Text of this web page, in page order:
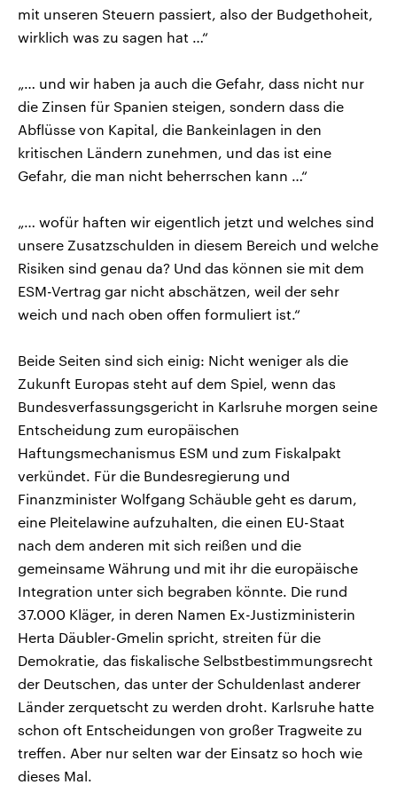
mit unseren Steuern passiert, also der Budgethoheit,
wirklich was zu sagen hat …“
„… und wir haben ja auch die Gefahr, dass nicht nur
die Zinsen für Spanien steigen, sondern dass die
Abflüsse von Kapital, die Bankeinlagen in den
kritischen Ländern zunehmen, und das ist eine
Gefahr, die man nicht beherrschen kann …“
„… wofür haften wir eigentlich jetzt und welches sind
unsere Zusatzschulden in diesem Bereich und welche
Risiken sind genau da? Und das können sie mit dem
ESM-Vertrag gar nicht abschätzen, weil der sehr
weich und nach oben offen formuliert ist.“
Beide Seiten sind sich einig: Nicht weniger als die
Zukunft Europas steht auf dem Spiel, wenn das
Bundesverfassungsgericht in Karlsruhe morgen seine
Entscheidung zum europäischen
Haftungsmechanismus ESM und zum Fiskalpakt
verkündet. Für die Bundesregierung und
Finanzminister Wolfgang Schäuble geht es darum,
eine Pleitelawine aufzuhalten, die einen EU-Staat
nach dem anderen mit sich reißen und die
gemeinsame Währung und mit ihr die europäische
Integration unter sich begraben könnte. Die rund
37.000 Kläger, in deren Namen Ex-Justizministerin
Herta Däubler-Gmelin spricht, streiten für die
Demokratie, das fiskalische Selbstbestimmungsrecht
der Deutschen, das unter der Schuldenlast anderer
Länder zerquetscht zu werden droht. Karlsruhe hatte
schon oft Entscheidungen von großer Tragweite zu
treffen. Aber nur selten war der Einsatz so hoch wie
dieses Mal.